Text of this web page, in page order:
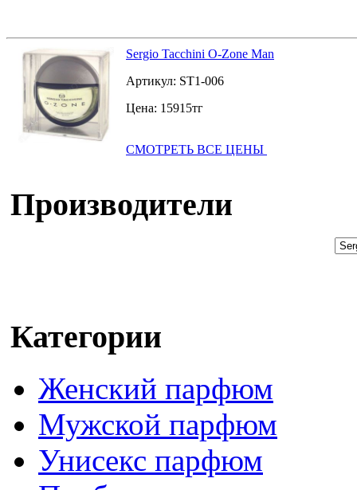
Sergio Tacchini O-Zone Man
Артикул: ST1-006
Цена: 15915тг
СМОТРЕТЬ ВСЕ ЦЕНЫ
Производители
Категории
Женский парфюм
Мужской парфюм
Унисекс парфюм